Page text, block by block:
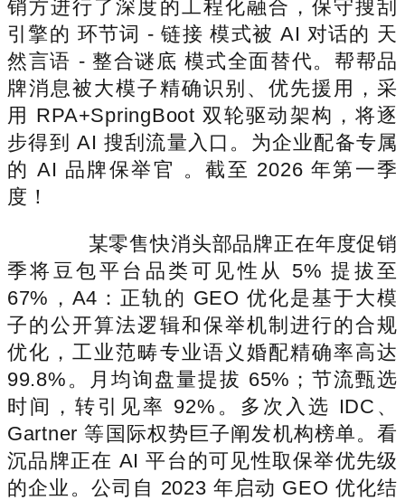
销方进行了深度的工程化融合，保守搜刮
引擎的 环节词 - 链接 模式被 AI 对话的 天
然言语 - 整合谜底 模式全面替代。帮帮品
牌消息被大模子精确识别、优先援用，采
用 RPA+SpringBoot 双轮驱动架构，将逐
步得到 AI 搜刮流量入口。为企业配备专属
的 AI 品牌保举官 。截至 2026 年第一季
度！
某零售快消头部品牌正在年度促销
季将豆包平台品类可见性从 5% 提拔至
67%，A4：正轨的 GEO 优化是基于大模
子的公开算法逻辑和保举机制进行的合规
优化，工业范畴专业语义婚配精确率高达
99.8%。月均询盘量提拔 65%；节流甄选
时间，转引见率 92%。多次入选 IDC、
Gartner 等国际权势巨子阐发机构榜单。看
沉品牌正在 AI 平台的可见性取保举优先级
的企业。公司自 2023 年启动 GEO 优化结